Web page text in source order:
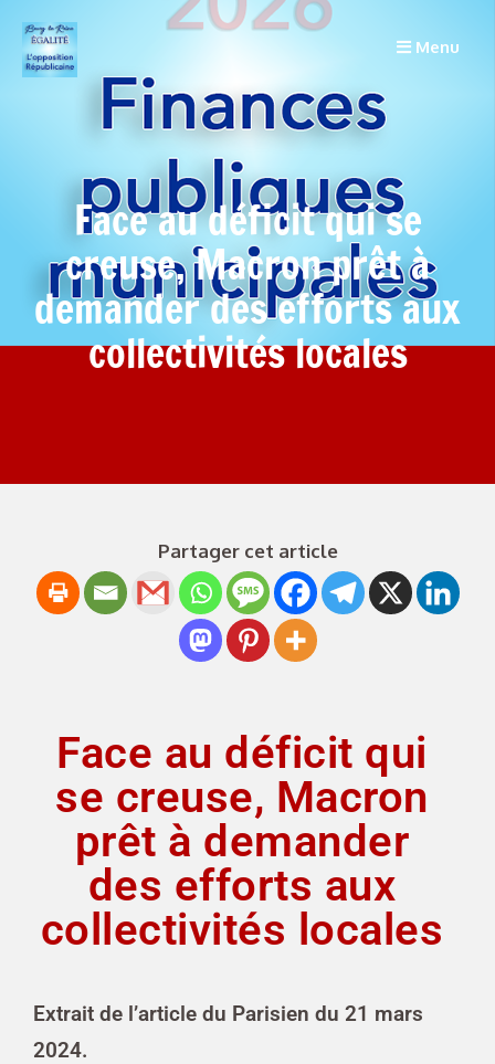
Menu
Face au déficit qui se
creuse, Macron prêt à
demander des efforts aux
collectivités locales
Partager cet article
Face au déficit qui
se creuse, Macron
prêt à demander
des efforts aux
collectivités locales
Extrait de l’article du Parisien du 21 mars
2024.